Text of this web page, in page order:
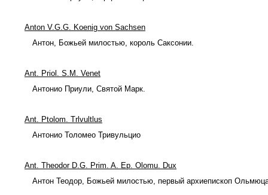
Anton V.G.G. Koenig von Sachsen
Антон, Божьей милостью, король Саксонии.
Ant. Priol. S.M. Venet
Антонио Приули, Святой Марк.
Ant. Ptolom. Trlvultlus
Антонио Толомео Тривульцио
Ant. Theodor D.G. Prim. A. Ep. Olomu. Dux
Антон Теодор, Божьей милостью, первый архиепископ